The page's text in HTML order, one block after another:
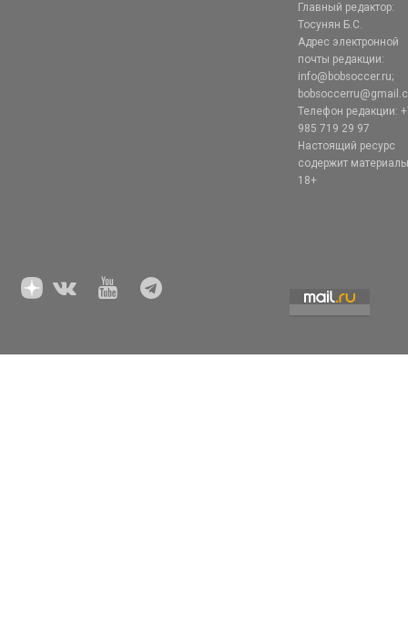
Главный редактор:
Тосунян Б.С.
Адрес электронной
почты редакции:
info@bobsoccer.ru;
Телефон редакции:
985 719 29 97
Настоящий ресурс
содержит
18+